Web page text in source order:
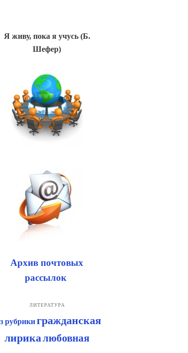
Я живу, пока я учусь (Б.
Шефер)
Архив почтовых
рассылок
ЛИТЕРАТУРА
рубрикигражданская
лирикалюбовная